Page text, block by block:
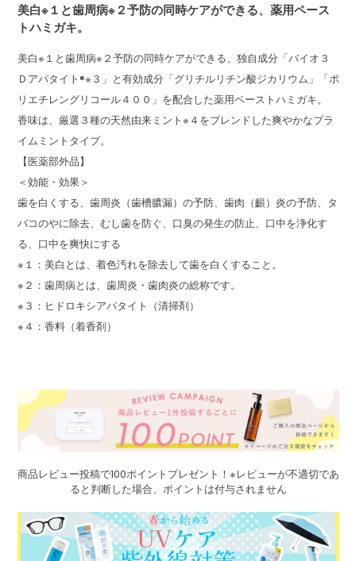
美白※１と歯周病※２予防の同時ケアができる、薬用ペース
トハミガキ。
美白※１と歯周病※２予防の同時ケアができる、独自成分「バイオ３
Ｄアパタイト®※３」と有効成分「グリチルリチン酸ジカリウム」「ポ
リエチレングリコール４００」を配合した薬用ペーストハミガキ。
香味は、厳選３種の天然由来ミント※４をブレンドした爽やかなプラ
イムミントタイプ。
【医薬部外品】
＜効能・効果＞
歯を白くする、歯周炎（歯槽膿漏）の予防、歯肉（齦）炎の予防、タ
バコのやに除去、むし歯を防ぐ、口臭の発生の防止、口中を浄化す
る、口中を爽快にする
※１：美白とは、着色汚れを除去して歯を白くすること。
※２：歯周病とは、歯周炎・歯肉炎の総称です。
※３：ヒドロキシアパタイト（清掃剤）
※４：香料（着香剤）
商品レビュー投稿で100ポイントプレゼント！※レビューが不適切であ
ると判断した場合、ポイントは付与されません